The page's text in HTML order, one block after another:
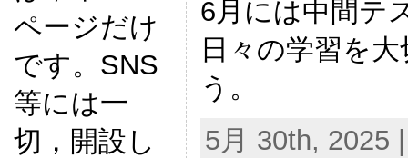
ページだけ
です。SNS
等には一
切，開設し
6月には中間テ
日々の学習を
う。
5月 30th, 2025